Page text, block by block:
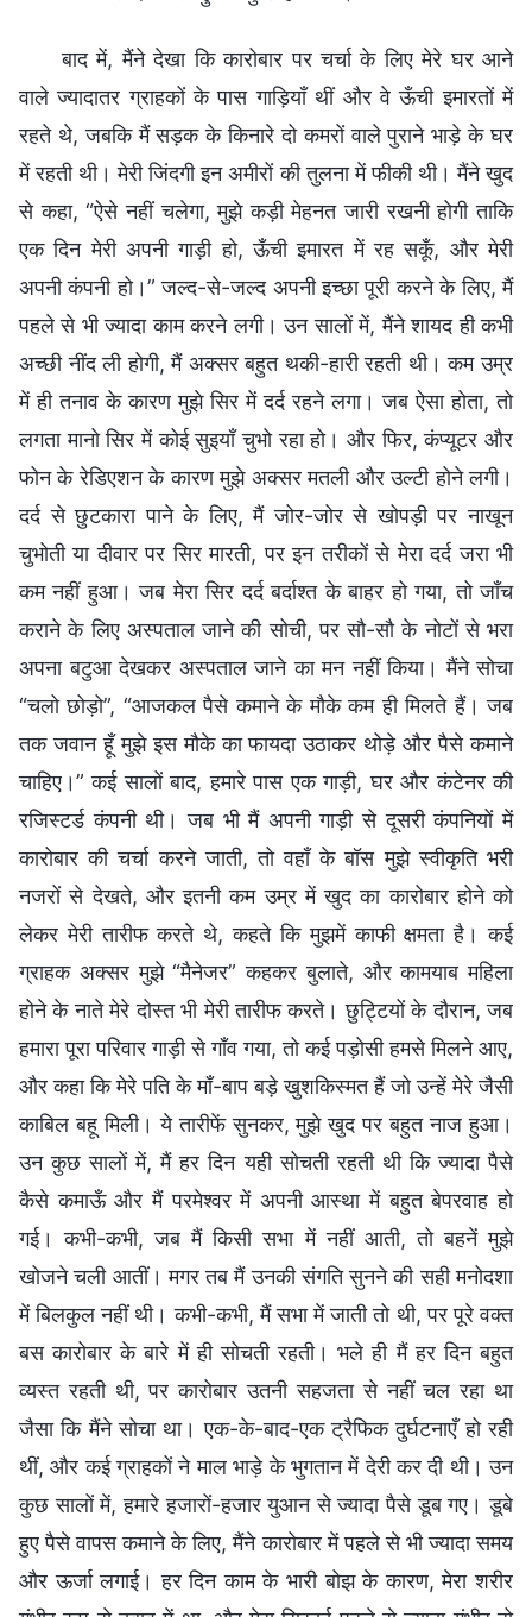
बाद में, मैंने देखा कि कारोबार पर चर्चा के लिए मेरे घर आने
वाले ज्यादातर ग्राहकों के पास गाड़ियाँ थीं और वे ऊँची इमारतों में
रहते थे, जबकि मैं सड़क के किनारे दो कमरों वाले पुराने भाड़े के घर
में रहती थी। मेरी जिंदगी इन अमीरों की तुलना में फीकी थी। मैंने खुद
से कहा, “ऐसे नहीं चलेगा, मुझे कड़ी मेहनत जारी रखनी होगी ताकि
एक दिन मेरी अपनी गाड़ी हो, ऊँची इमारत में रह सकूँ, और मेरी
अपनी कंपनी हो।” जल्द-से-जल्द अपनी इच्छा पूरी करने के लिए, मैं
पहले से भी ज्यादा काम करने लगी। उन सालों में, मैंने शायद ही कभी
अच्छी नींद ली होगी, मैं अक्सर बहुत थकी-हारी रहती थी। कम उम्र
में ही तनाव के कारण मुझे सिर में दर्द रहने लगा। जब ऐसा होता, तो
लगता मानो सिर में कोई सुइयाँ चुभो रहा हो। और फिर, कंप्यूटर और
फोन के रेडिएशन के कारण मुझे अक्सर मतली और उल्टी होने लगी।
दर्द से छुटकारा पाने के लिए, मैं जोर-जोर से खोपड़ी पर नाखून
चुभोती या दीवार पर सिर मारती, पर इन तरीकों से मेरा दर्द जरा भी
कम नहीं हुआ। जब मेरा सिर दर्द बर्दाश्त के बाहर हो गया, तो जाँच
कराने के लिए अस्पताल जाने की सोची, पर सौ-सौ के नोटों से भरा
अपना बटुआ देखकर अस्पताल जाने का मन नहीं किया। मैंने सोचा
“चलो छोड़ो”, “आजकल पैसे कमाने के मौके कम ही मिलते हैं। जब
तक जवान हूँ मुझे इस मौके का फायदा उठाकर थोड़े और पैसे कमाने
चाहिए।” कई सालों बाद, हमारे पास एक गाड़ी, घर और कंटेनर की
रजिस्टर्ड कंपनी थी। जब भी मैं अपनी गाड़ी से दूसरी कंपनियों में
कारोबार की चर्चा करने जाती, तो वहाँ के बॉस मुझे स्वीकृति भरी
नजरों से देखते, और इतनी कम उम्र में खुद का कारोबार होने को
लेकर मेरी तारीफ करते थे, कहते कि मुझमें काफी क्षमता है। कई
ग्राहक अक्सर मुझे “मैनेजर” कहकर बुलाते, और कामयाब महिला
होने के नाते मेरे दोस्त भी मेरी तारीफ करते। छुट्टियों के दौरान, जब
हमारा पूरा परिवार गाड़ी से गाँव गया, तो कई पड़ोसी हमसे मिलने आए,
और कहा कि मेरे पति के माँ-बाप बड़े खुशकिस्मत हैं जो उन्हें मेरे जैसी
काबिल बहू मिली। ये तारीफें सुनकर, मुझे खुद पर बहुत नाज हुआ।
उन कुछ सालों में, मैं हर दिन यही सोचती रहती थी कि ज्यादा पैसे
कैसे कमाऊँ और मैं परमेश्वर में अपनी आस्था में बहुत बेपरवाह हो
गई। कभी-कभी, जब मैं किसी सभा में नहीं आती, तो बहनें मुझे
खोजने चली आतीं। मगर तब मैं उनकी संगति सुनने की सही मनोदशा
में बिलकुल नहीं थी। कभी-कभी, मैं सभा में जाती तो थी, पर पूरे वक्त
बस कारोबार के बारे में ही सोचती रहती। भले ही मैं हर दिन बहुत
व्यस्त रहती थी, पर कारोबार उतनी सहजता से नहीं चल रहा था
जैसा कि मैंने सोचा था। एक-के-बाद-एक ट्रैफिक दुर्घटनाएँ हो रही
थीं, और कई ग्राहकों ने माल भाड़े के भुगतान में देरी कर दी थी। उन
कुछ सालों में, हमारे हजारों-हजार युआन से ज्यादा पैसे डूब गए। डूबे
हुए पैसे वापस कमाने के लिए, मैंने कारोबार में पहले से भी ज्यादा समय
और ऊर्जा लगाई। हर दिन काम के भारी बोझ के कारण, मेरा शरीर